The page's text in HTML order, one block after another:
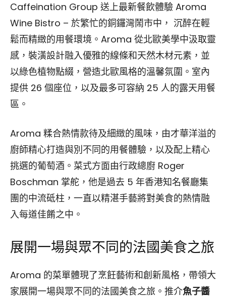
Caffeination Group 送上最新餐飲體驗 Aroma
Wine Bistro – 於繁忙的銅鑼灣鬧市中， 沉醉在輕
鬆而精緻的用餐環境。Aroma 從北歐美學中汲取靈
感，裝潢設計融入優雅的線條和天然木材元素，並
以綠色植物點綴，營造北歐風格的溫馨氛圍。室內
提供 26 個座位，以及最多可容納 25 人的露天用餐
區。
Aroma 糅合熱情款待及細緻的風味，由才華洋溢的
廚師精心打造與別不同的用餐體驗，以及配上精心
挑選的葡萄酒。菜式方面由行政總廚 Roger
Boschman 掌舵，他是過去 5 年香港知名餐廳集
團的中流砥柱，一直以精湛手藝將對美食的熱情融
入每道佳餚之中。
展開一場與眾不同的法國美食之旅
Aroma 的菜單體現了烹飪藝術和創新風格，帶領大
家展開一場與眾不同的法國美食之旅。推介魚子醬